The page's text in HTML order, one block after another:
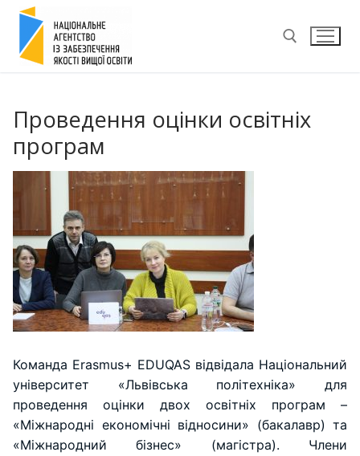
Перейти
вмісту
Проведення оцінки освітніх
програм
Команда Erasmus+ EDUQAS відвідала Національний
університет «Львівська політехніка» для
проведення оцінки двох освітніх програм –
«Міжнародні економічні відносини» (бакалавр) та
«Міжнародний бізнес» (магістра). Члени